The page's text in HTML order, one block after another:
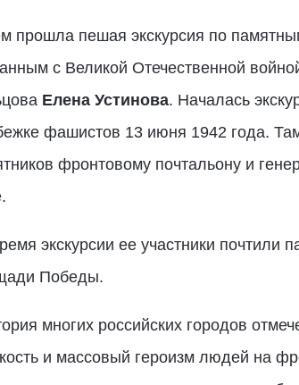
прошла пешая экскурсия по
с Великой Отечественной
Елена Устинова. Началась
фашистов 13 июня 1942 года.
фронтовому почтальону и
экскурсии ее участники почтили
Победы.
многих российских городов
и массовый героизм людей на